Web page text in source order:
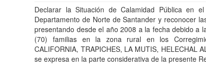
Declarar la Situación de Calamidad Pública en
Departamento de Norte de Santander y reconocer
presentando desde el año 2008 a la fecha debido a
(70) familias en la zona rural en los
CALIFORNIA, TRAPICHES, LA MUTIS, HELECHAL
se expresa en la parte considerativa de la presente